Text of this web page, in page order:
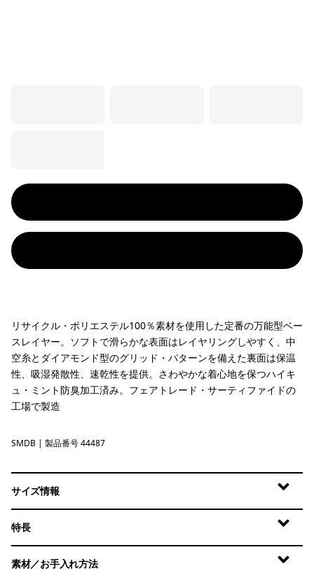
リサイクル・ポリエステル100％素材を使用した定番の万能型ベー
スレイヤー。ソフトで滑らかな表面はレイヤリングしやすく、中
空糸とダイアモンド型のグリッド・パターンを備えた裏面は保温
性、吸湿発散性、速乾性を提供。さわやかな着心地を保つハイキ
ュ・ミント防臭加工済み。フェアトレード・サーティファイドの
工場で製造
Smolder Blue
SMDB | 製品番号 44487
サイズ情報
特長
素材／お手入れ方法